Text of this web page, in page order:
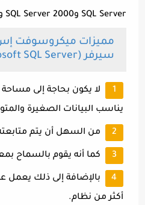
SQL Server و2000 SQL Server و7 SQL Server.
مميزات ميكروسوفت
سيرفر (Microsoft SQL Server)
لا يكون بحاجة إلى
يناسب البيانات الصغيرة
من السهل أن يتم
كما أنه يقوم بالسماح
بالإضافة إلى ذلك يعمل
أكثر من نظام.